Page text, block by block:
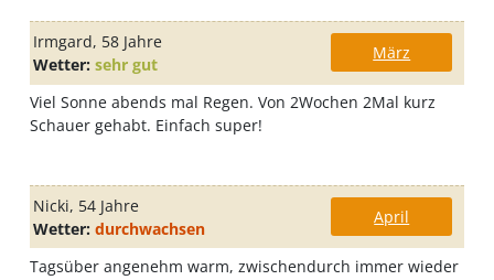
Irmgard, 58 Jahre
März
Wetter: sehr gut
Viel Sonne abends mal Regen. Von 2Wochen 2Mal kurz
Schauer gehabt. Einfach super!
Nicki, 54 Jahre
April
Wetter: durchwachsen
Tagsüber angenehm warm, zwischendurch immer wieder